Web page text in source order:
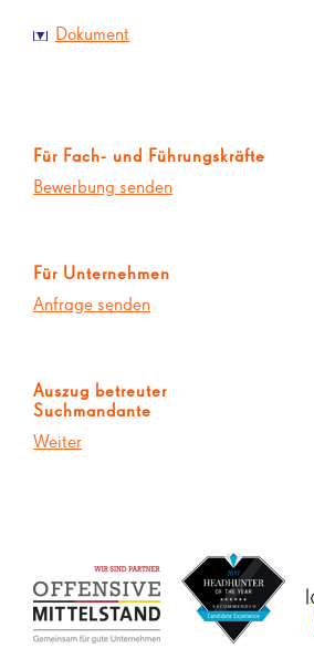
Dokument
Für Fach- und Führungskräfte
Bewerbung senden
Für Unternehmen
Anfrage senden
Auszug betreuter
Suchmandante
Weiter